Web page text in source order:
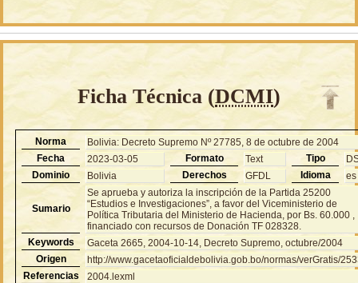
Ficha Técnica (DCMI)
Norma
Bolivia: Decreto Supremo Nº 27785, 8 de octubre de 2004
Fecha
2023-03-05 Formato Text Tipo
Dominio
Bolivia Derechos GFDL Idioma es
Sumario
Se aprueba y autoriza la inscripción de la Partida 25200
“Estudios e Investigaciones”, a favor del Viceministerio de
Política Tributaria del Ministerio de Hacienda, por Bs. 60.000 ,
financiado con recursos de Donación TF 028328.
Keywords
Gaceta 2665, 2004-10-14, Decreto Supremo, octubre/2004
Origen
http://www.gacetaoficialdebolivia.gob.bo/normas/verGratis/
Referencias
2004.lexml